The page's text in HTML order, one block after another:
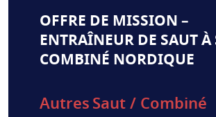
OFFRE DE MISSION –
ENTRAÎNEUR DE SAUT À
COMBINÉ NORDIQUE
Autres Saut / Combiné